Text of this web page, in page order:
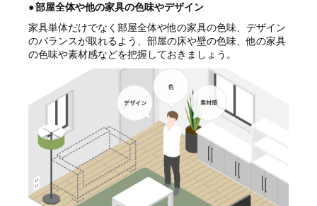
●部屋全体や他の家具の色味やデザイン
家具単体だけでなく部屋全体や他の家具の色味、デザイン
のバランスが取れるよう、部屋の床や壁の色味、他の家具
の色味や素材感などを把握しておきましょう。